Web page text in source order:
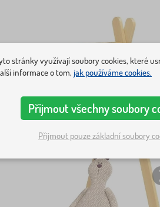
stránky využívají soubory cookies, které
informace o tom, jak používáme cookies.
Přijmout všechny soubory
Přijmout pouze základní soubory